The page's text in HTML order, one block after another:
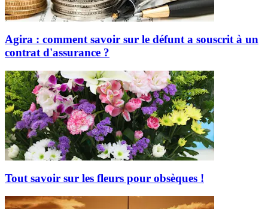
Agira : comment savoir sur le défunt a souscrit à un
contrat d'assurance ?
Tout savoir sur les fleurs pour obsèques !